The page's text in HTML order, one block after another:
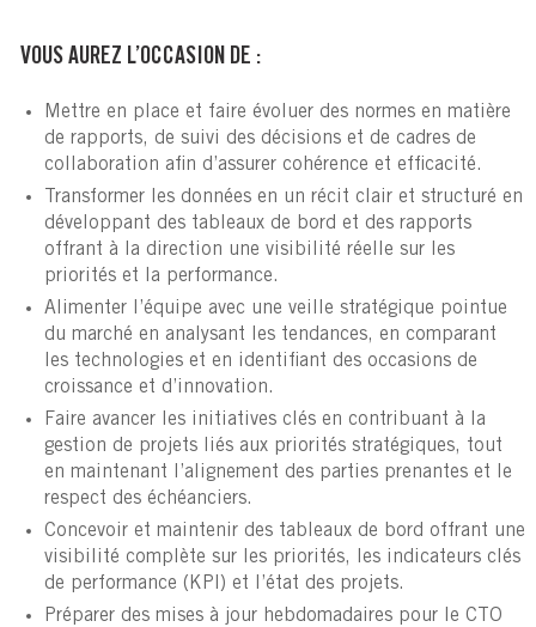
VOUS AUREZ L’OCCASION DE :
Mettre en place et faire évoluer des normes en matière
de rapports, de suivi des décisions et de cadres de
collaboration afin d’assurer cohérence et efficacité.
Transformer les données en un récit clair et structuré en
développant des tableaux de bord et des rapports
offrant à la direction une visibilité réelle sur les
priorités et la performance.
Alimenter l’équipe avec une veille stratégique pointue
du marché en analysant les tendances, en comparant
les technologies et en identifiant des occasions de
croissance et d’innovation.
Faire avancer les initiatives clés en contribuant à la
gestion de projets liés aux priorités stratégiques, tout
en maintenant l’alignement des parties prenantes et le
respect des échéanciers.
Concevoir et maintenir des tableaux de bord offrant une
visibilité complète sur les priorités, les indicateurs clés
de performance (KPI) et l’état des projets.
Préparer des mises à jour hebdomadaires pour le CTO